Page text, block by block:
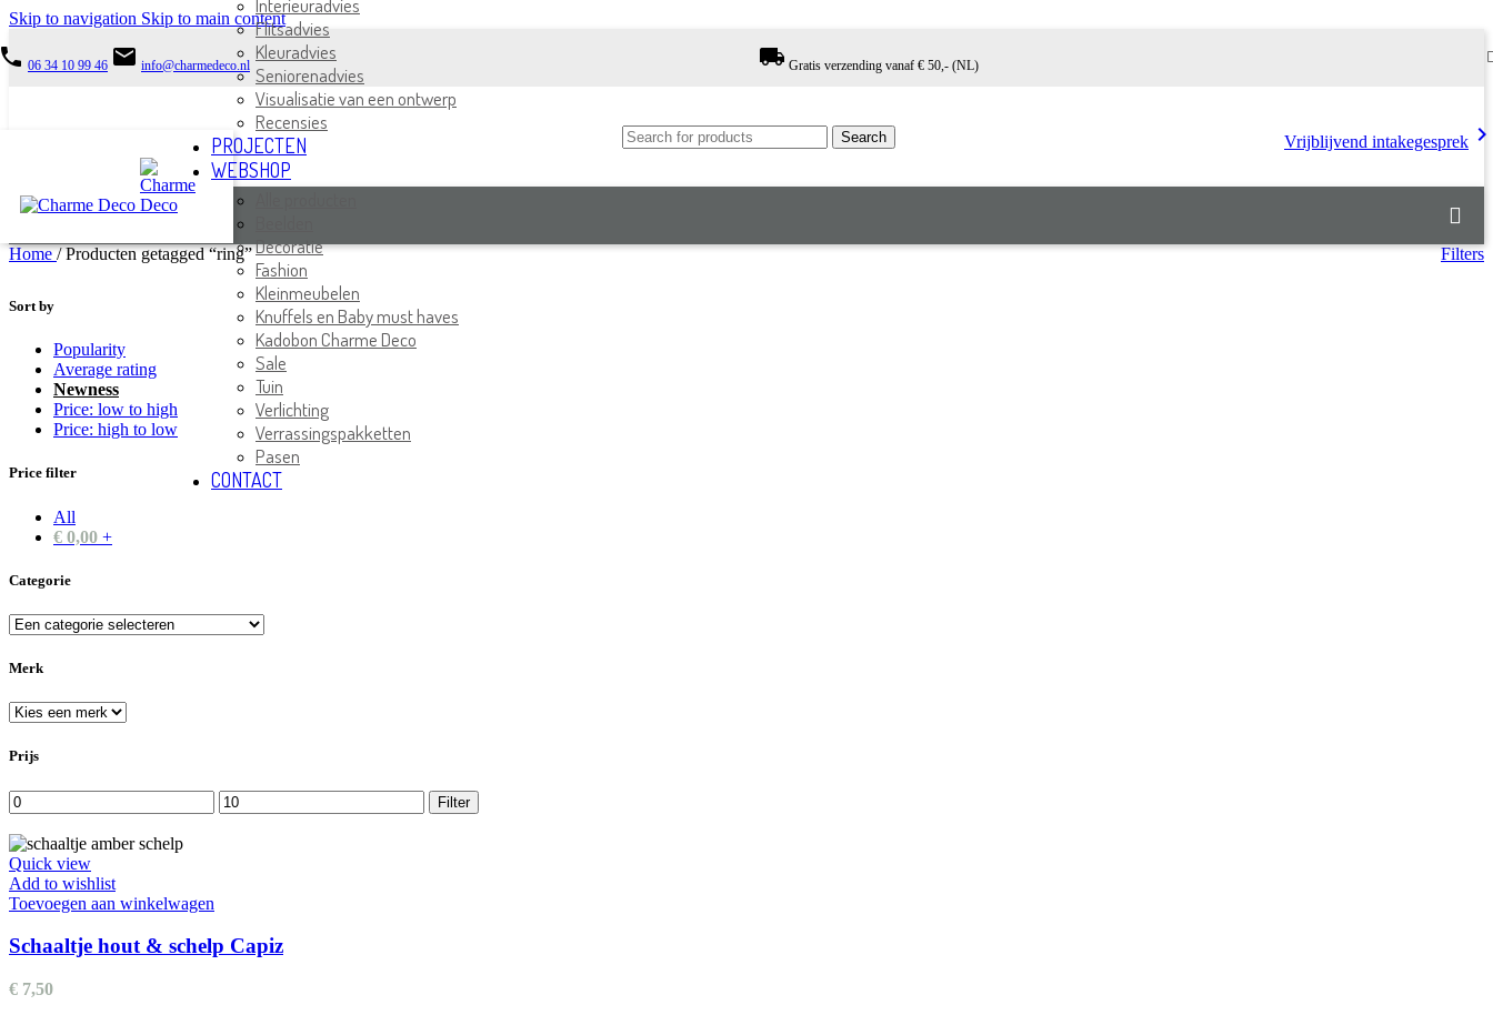
Skip to navigation Skip to main content
06 34 10 99 46 email info@charmedeco.nl local_shipping Gratis verzending vanaf € 50,- (NL)
Search Vrijblijvend intakegesprek
Interieuradvies
Flitsadvies
Kleuradvies
Seniorenadvies
Visualisatie van een ontwerp
Recensies
PROJECTEN
WEBSHOP
Decoratie
Fashion
Kleinmeubelen
Knuffels en Baby must haves
Kadobon Charme Deco
Sale
Tuin
Verlichting
Verrassingspakketten
Pasen
CONTACT
Home/ Producten getagged “ring” Filters
Sort by
Popularity
Average rating
Newness
Price: low to high
Price: high to low
Price filter
All
€ 0,00 +
Categorie
Merk
Prijs
Min.
prijs
Max.
prijs
Filter
Quick view
Add to wishlist
Toevoegen aan winkelwagen
Schaaltje hout & schelp Capiz
€ 7,50